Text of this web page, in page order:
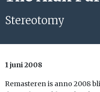
Stereotomy
1 juni 2008
Remasteren is anno 2008